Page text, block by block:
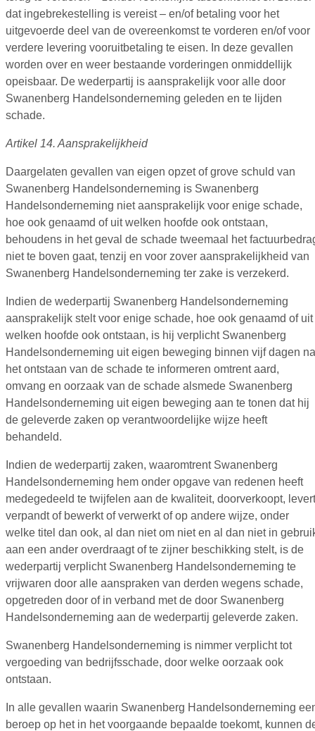
dat ingebrekestelling is vereist – en/of betaling voor het
uitgevoerde deel van de overeenkomst te vorderen en/of voor
verdere levering vooruitbetaling te eisen. In deze gevallen
worden over en weer bestaande vorderingen onmiddellijk
opeisbaar. De wederpartij is aansprakelijk voor alle door
Swanenberg Handelsonderneming geleden en te lijden
schade.
Artikel 14. Aansprakelijkheid
Daargelaten gevallen van eigen opzet of grove schuld van
Swanenberg Handelsonderneming is Swanenberg
Handelsonderneming niet aansprakelijk voor enige schade,
hoe ook genaamd of uit welken hoofde ook ontstaan,
behoudens in het geval de schade tweemaal het
niet te boven gaat, tenzij en voor zover aansprakelijkheid van
Swanenberg Handelsonderneming ter zake is verzekerd.
Indien de wederpartij Swanenberg Handelsonderneming
aansprakelijk stelt voor enige schade, hoe ook genaamd of uit
welken hoofde ook ontstaan, is hij verplicht Swanenberg
Handelsonderneming uit eigen beweging binnen vijf dagen na
het ontstaan van de schade te informeren omtrent aard,
omvang en oorzaak van de schade alsmede Swanenberg
Handelsonderneming uit eigen beweging aan te tonen dat hij
de geleverde zaken op verantwoordelijke wijze heeft
behandeld.
Indien de wederpartij zaken, waaromtrent Swanenberg
Handelsonderneming hem onder opgave van redenen heeft
medegedeeld te twijfelen aan de kwaliteit, doorverkoopt,
verpandt of bewerkt of verwerkt of op andere wijze, onder
welke titel dan ook, al dan niet om niet en al dan niet in
aan een ander overdraagt of te zijner beschikking stelt, is de
wederpartij verplicht Swanenberg Handelsonderneming te
vrijwaren door alle aanspraken van derden wegens schade,
opgetreden door of in verband met de door Swanenberg
Handelsonderneming aan de wederpartij geleverde zaken.
Swanenberg Handelsonderneming is nimmer verplicht tot
vergoeding van bedrijfsschade, door welke oorzaak ook
ontstaan.
In alle gevallen waarin Swanenberg Handelsonderneming
beroep op het in het voorgaande bepaalde toekomt, kunnen